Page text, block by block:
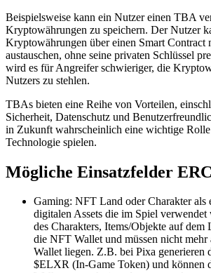
Beispielsweise kann ein Nutzer einen TBA
Kryptowährungen zu speichern. Der Nutzer
Kryptowährungen über einen Smart Contract
austauschen, ohne seine privaten Schlüssel
wird es für Angreifer schwieriger, die
Nutzers zu stehlen.
TBAs bieten eine Reihe von Vorteilen,
Sicherheit, Datenschutz und
in Zukunft wahrscheinlich eine wichtige
Technologie spielen.
Mögliche Einsatzfelder
Gaming: NFT Land oder Charakter als
digitalen Assets die im Spiel
des Charakters, Items/Objekte auf dem
die NFT Wallet und müssen nicht mehr
Wallet liegen. Z.B. bei Pixa generieren
$ELXR (In-Game Token) und können